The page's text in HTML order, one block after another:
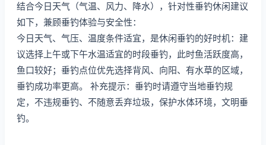
结合今日天气（气温、风力、降水），针对性垂钓休闲建议
如下，兼顾垂钓体验与安全性：
今日天气、气压、温度条件适宜，是休闲垂钓的好时机：建
议选择上午或下午水温适宜的时段垂钓，此时鱼活跃度高，
鱼口较好；垂钓点位优先选择背风、向阳、有水草的区域，
垂钓成功率更高。 补充提示：垂钓时请遵守当地垂钓规
定，不违规垂钓、不随意丢弃垃圾，保护水体环境，文明垂
钓。